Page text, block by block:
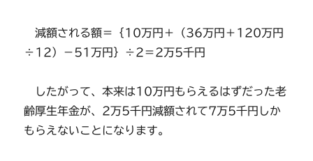
減額される額＝｛10万円＋（36万円＋120万円
÷12）－51万円｝÷2＝2万5千円
したがって、本来は10万円もらえるはずだった老
齢厚生年金が、2万5千円減額されて7万5千円しか
もらえないことになります。